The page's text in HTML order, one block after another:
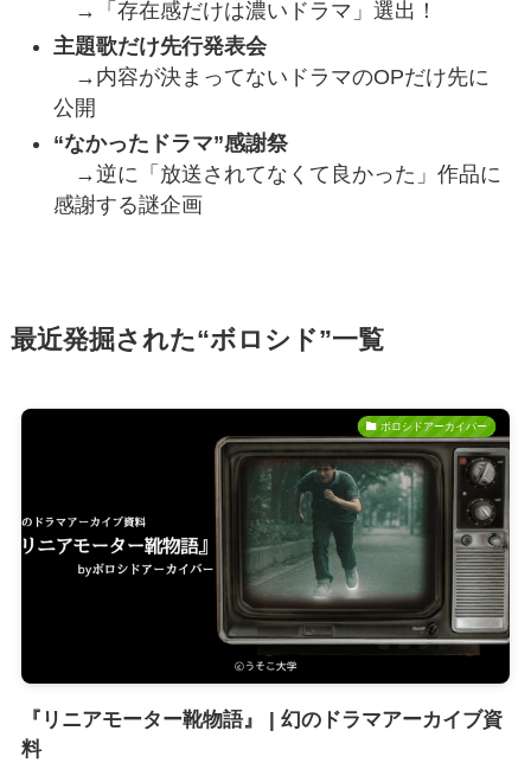
→「存在感だけは濃いドラマ」選出！
主題歌だけ先行発表会
→内容が決まってないドラマのOPだけ先に
公開
“なかったドラマ”感謝祭
→逆に「放送されてなくて良かった」作品に
感謝する謎企画
最近発掘された“ボロシド”一覧
ボロシドアーカイバー
『リニアモーター靴物語』 | 幻のドラマアーカイブ資
料